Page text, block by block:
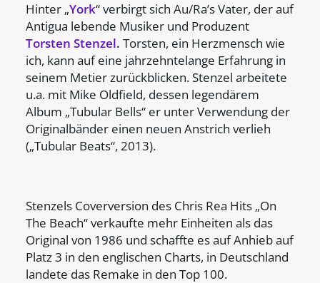
Hinter „York“ verbirgt sich Au/Ra’s Vater, der auf
Antigua lebende Musiker und Produzent
Torsten Stenzel. Torsten, ein Herzmensch wie
ich, kann auf eine jahrzehntelange Erfahrung in
seinem Metier zurückblicken. Stenzel arbeitete
u.a. mit Mike Oldfield, dessen legendärem
Album „Tubular Bells“ er unter Verwendung der
Originalbänder einen neuen Anstrich verlieh
(„Tubular Beats“, 2013).
Stenzels Coverversion des Chris Rea Hits „On
The Beach“ verkaufte mehr Einheiten als das
Original von 1986 und schaffte es auf Anhieb auf
Platz 3 in den englischen Charts, in Deutschland
landete das Remake in den Top 100.